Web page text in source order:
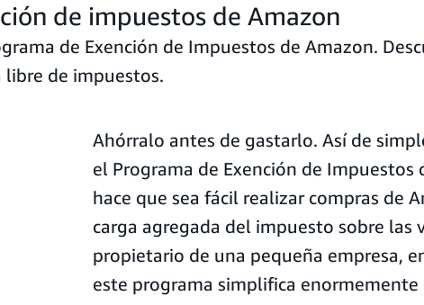
de impuestos de Amazon
de Exención de Impuestos de Amazon.
de impuestos.
Ahórralo antes de gastarlo. Así de
el Programa de Exención de Impuestos
hace que sea fácil realizar compras de
carga agregada del impuesto sobre las
propietario de una pequeña empresa,
este programa simplifica enormemente